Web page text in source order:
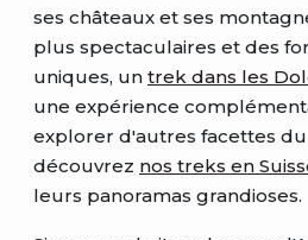
ses châteaux et ses
plus spectaculaires et des
uniques, un trek dans les
une expérience
explorer d'autres facettes du
découvrez nos treks en
leurs panoramas grandioses.